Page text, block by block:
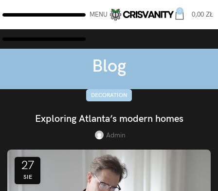
MENU 0 0,00 ZŁ
Blog
DECORATION
Exploring Atlanta’s modern homes
Admin
27
SIE